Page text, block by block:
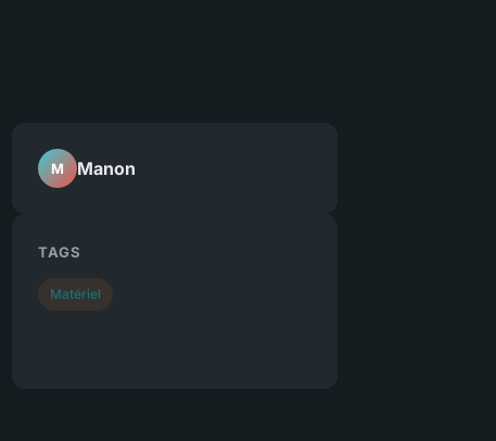
M Manon
TAGS
Matériel